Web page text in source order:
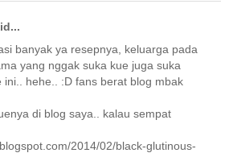
banyak ya resepnya, keluarga pada
yang nggak suka kue juga suka
ini.. hehe.. :D fans berat blog mbak
di blog saya.. kalau sempat
2014/02/black-glutinous-